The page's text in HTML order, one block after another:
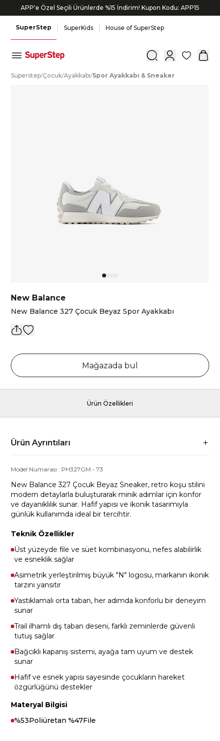
APP'e Özel Seçili Ürünlerde %15 İndirim! Kupon Kodu: APP15
SuperStep SuperKids House of SuperStep
0
Superstep/Çocuk/Ayakkabı/Spor Ayakkabı & Sneaker
New Balance
New Balance 327 Çocuk Beyaz Spor Ayakkabı
Mağazada bul
Ürün Özellikleri
Ürün Ayrıntıları
Model Numarası : PH327GM -73
New Balance 327 Çocuk Beyaz Sneaker, retro koşu stilini
modern detaylarla buluşturarak minik adımlar için konfor
ve dayanıklılık sunar. Hafif yapısı ve ikonik tasarımıyla
günlük kullanımda ideal bir tercihtir.
Teknik Özellikler
Üst yüzeyde file ve süet kombinasyonu, nefes alabilirlik
ve esneklik sağlar
Asimetrik yerleştirilmiş büyük "N" logosu, markanın ikonik
tarzını yansıtır
Yastıklamalı orta taban, her adımda konforlu bir deneyim
sunar
Trail ilhamlı dış taban deseni, farklı zeminlerde güvenli
tutuş sağlar
Bağcıklı kapanış sistemi, ayağa tam uyum ve destek
sunar
Hafif ve esnek yapısı sayesinde çocukların hareket
özgürlüğünü destekler
Materyal Bilgisi
%53Poliüretan %47File